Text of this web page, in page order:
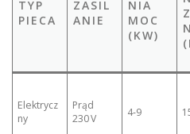
TYP
PIECA
ZASIL
ANIE
NIA
MOC
(KW)
Elektrycz
ny
Prąd
230 V
4‑9